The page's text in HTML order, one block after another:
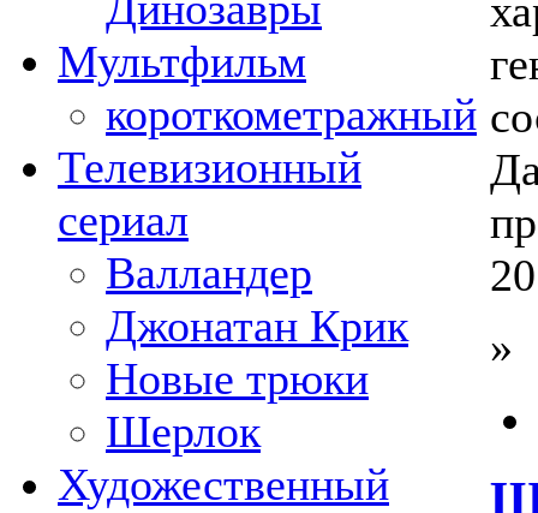
Мультфильм
короткометражный
Телевизионный
сериал
Валландер
Джонатан Крик
Новые трюки
Шерлок
Художественный
»